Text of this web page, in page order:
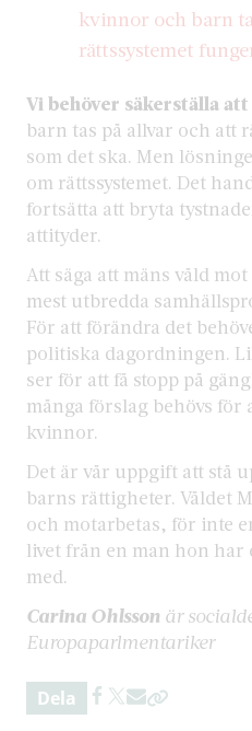
kvinnor och barn
rättssystemet
Vi behöver säkerställa att
barn tas på allvar och att
som det ska. Men
om rättssystemet. Det
fortsätta att bryta
attityder.
Att säga att mäns våld
mest utbredda
För att förändra det
politiska dagordningen.
ser för att få stopp på
många förslag behövs för
kvinnor.
Det är vår uppgift att stå
barns rättigheter. Våldet
och motarbetas, för inte
livet från en man hon
med.
Carina Ohlsson är
Europaparlmentariker
Dela